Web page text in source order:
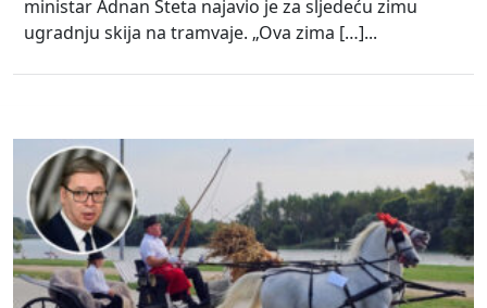
ministar Adnan Šteta najavio je za sljedeću zimu
ugradnju skija na tramvaje. „Ova zima […]...